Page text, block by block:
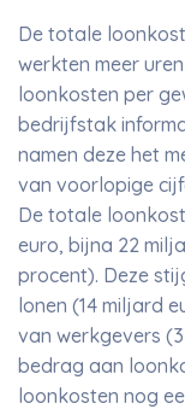
De totale
werkten meer
loonkosten per
bedrijfstak
namen deze het
van voorlopige
De totale
euro, bijna 22
procent). Deze
lonen (14 miljard
van werkgevers
bedrag aan
loonkosten nog